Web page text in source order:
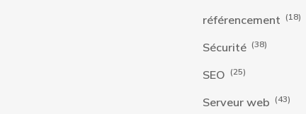
référencement (18)
Sécurité (38)
SEO (25)
Serveur web (43)